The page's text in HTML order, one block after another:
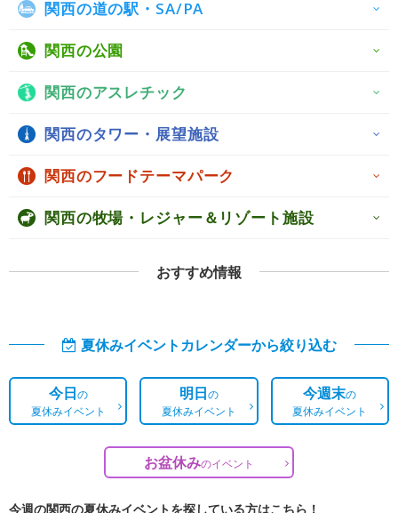
関西の道の駅・SA/PA
関西の公園
関西のアスレチック
関西のタワー・展望施設
関西のフードテーマパーク
関西の牧場・レジャー＆リゾート施設
おすすめ情報
夏休みイベントカレンダーから絞り込む
今日の
夏休みイベント
明日の
夏休みイベント
今週末の
夏休みイベント
お盆休みのイベント
今週の関西の夏休みイベントを探している方はこちら！